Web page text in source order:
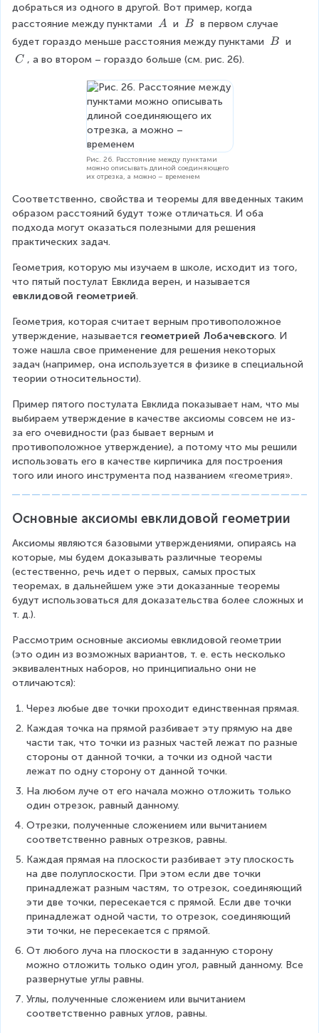
добраться из одного в другой. Вот пример, когда
расстояние между пунктами \
\
A и \
\
B в первом случае
будет гораздо меньше расстояния между пунктами \
B и
\
C , а во втором – гораздо больше (см. рис. 26).
Рис. 26. Расстояние между пунктами
можно описывать длиной соединяющего
их отрезка, а можно – временем
Соответственно, свойства и теоремы для введенных таким
образом расстояний будут тоже отличаться. И оба
подхода могут оказаться полезными для решения
практических задач.
Геометрия, которую мы изучаем в школе, исходит из того,
что пятый постулат Евклида верен, и называется
евклидовой геометрией.
Геометрия, которая считает верным противоположное
утверждение, называется геометрией Лобачевского. И
тоже нашла свое применение для решения некоторых
задач (например, она используется в физике в специальной
теории относительности).
Пример пятого постулата Евклида показывает нам, что мы
выбираем утверждение в качестве аксиомы совсем не из-
за его очевидности (раз бывает верным и
противоположное утверждение), а потому что мы решили
использовать его в качестве кирпичика для построения
того или иного инструмента под названием «геометрия».
Основные аксиомы евклидовой геометрии
Аксиомы являются базовыми утверждениями, опираясь на
которые, мы будем доказывать различные теоремы
(естественно, речь идет о первых, самых простых
теоремах, в дальнейшем уже эти доказанные теоремы
будут использоваться для доказательства более сложных и
т. д.).
Рассмотрим основные аксиомы евклидовой геометрии
(это один из возможных вариантов, т. е. есть несколько
эквивалентных наборов, но принципиально они не
отличаются):
Через любые две точки проходит единственная прямая.
Каждая точка на прямой разбивает эту прямую на две
части так, что точки из разных частей лежат по разные
стороны от данной точки, а точки из одной части
лежат по одну сторону от данной точки.
На любом луче от его начала можно отложить только
один отрезок, равный данному.
Отрезки, полученные сложением или вычитанием
соответственно равных отрезков, равны.
Каждая прямая на плоскости разбивает эту плоскость
на две полуплоскости. При этом если две точки
принадлежат разным частям, то отрезок, соединяющий
эти две точки, пересекается с прямой. Если две точки
принадлежат одной части, то отрезок, соединяющий
эти точки, не пересекается с прямой.
От любого луча на плоскости в заданную сторону
можно отложить только один угол, равный данному. Все
развернутые углы равны.
Углы, полученные сложением или вычитанием
соответственно равных углов, равны.